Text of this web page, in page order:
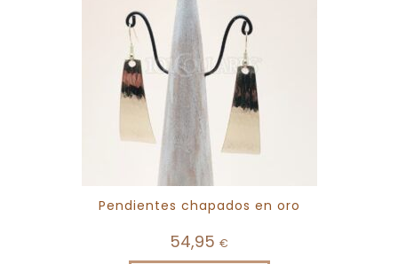
Pendientes chapados en oro
54,95 €